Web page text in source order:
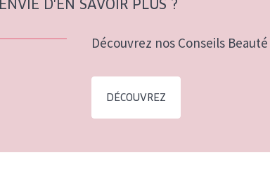
ENVIE D'EN SAVOIR PLUS ?
Découvrez nos Conseils
DÉCOUVREZ